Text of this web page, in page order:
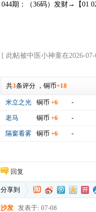
044期：（36码）发财→【01
[ 此帖被中医小神童在2026-
共3条评分 ，铜币+18
米立之光 铜币+6 -
老马 铜币+6 -
隔窗看雾 铜币+6 -
回复
分享到
沙发 发表于: 07-08